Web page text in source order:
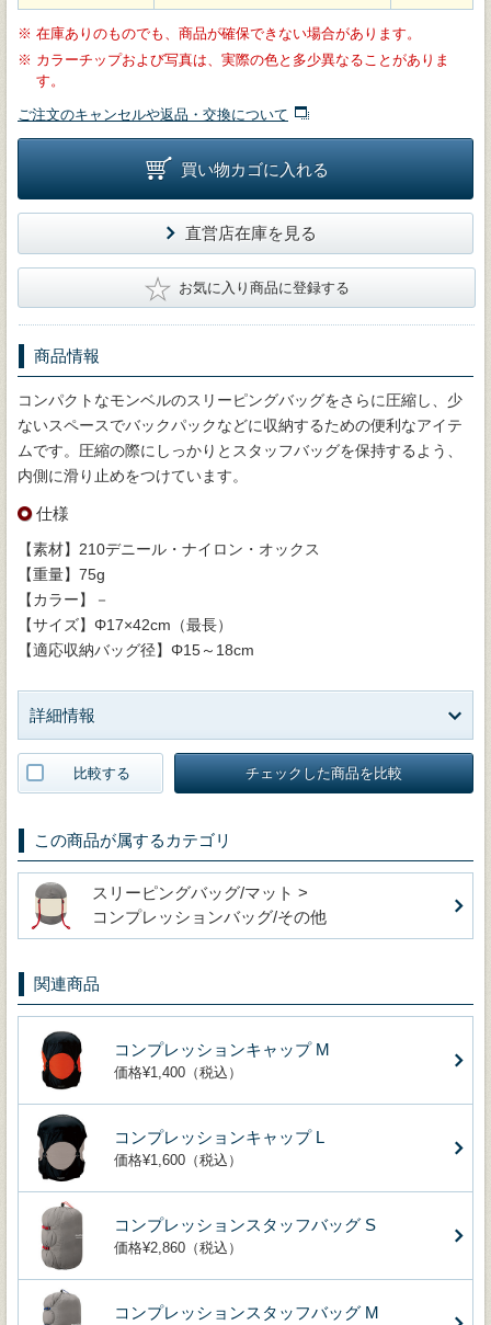
※ 在庫ありのものでも、商品が確保できない場合があります。
※ カラーチップおよび写真は、実際の色と多少異なることがありま
す。
ご注文のキャンセルや返品・交換について
買い物カゴに入れる
直営店在庫を見る
★ お気に入り商品に登録する
商品情報
コンパクトなモンベルのスリーピングバッグをさらに圧縮し、少
ないスペースでバックパックなどに収納するための便利なアイテ
ムです。圧縮の際にしっかりとスタッフバッグを保持するよう、
内側に滑り止めをつけています。
仕様
【素材】210デニール・ナイロン・オックス
【重量】75g
【カラー】－
【サイズ】Φ17×42cm（最長）
【適応収納バッグ径】Φ15～18cm
詳細情報
比較する チェックした商品を比較
この商品が属するカテゴリ
スリーピングバッグ/マット >
コンプレッションバッグ/その他
関連商品
コンプレッションキャップ M
価格¥1,400（税込）
コンプレッションキャップ L
価格¥1,600（税込）
コンプレッションスタッフバッグ S
価格¥2,860（税込）
コンプレッションスタッフバッグ M